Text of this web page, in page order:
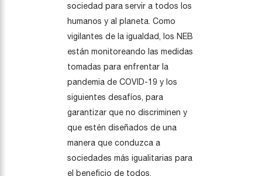
sociedad para servir a todos los
humanos y al planeta. Como
vigilantes de la igualdad, los NEB
están monitoreando las medidas
tomadas para enfrentar la
pandemia de COVID-19 y los
siguientes desafíos, para
garantizar que no discriminen y
que estén diseñados de una
manera que conduzca a
sociedades más igualitarias para
el beneficio de todos.